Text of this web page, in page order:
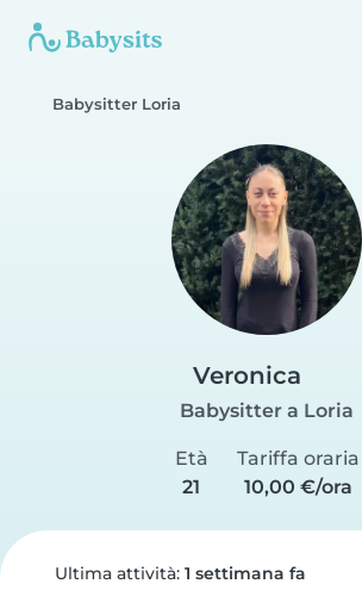
Babysitter Loria
Veronica
Babysitter a Loria
Età
21
Tariffa oraria
10,00 €/ora
Ultima attività: 1 settimana fa